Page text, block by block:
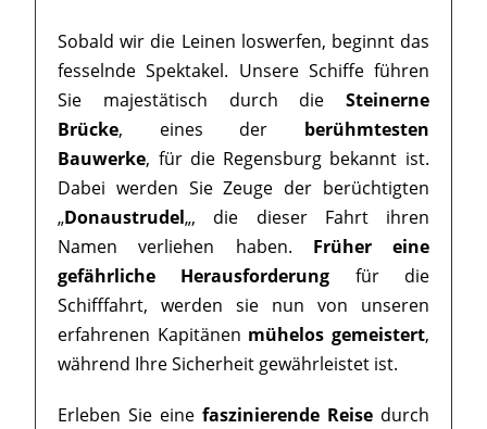
Sobald wir die Leinen loswerfen, beginnt das
fesselnde Spektakel. Unsere Schiffe führen
Sie majestätisch durch die Steinerne
Brücke, eines der berühmtesten
Bauwerke, für die Regensburg bekannt ist.
Dabei werden Sie Zeuge der berüchtigten
„Donaustrudel„, die dieser Fahrt ihren
Namen verliehen haben. Früher eine
gefährliche Herausforderung für die
Schifffahrt, werden sie nun von unseren
erfahrenen Kapitänen mühelos gemeistert,
während Ihre Sicherheit gewährleistet ist.
Erleben Sie eine faszinierende Reisedurch